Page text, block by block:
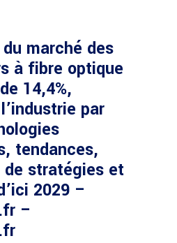
marché des
à fibre optique
14,4%,
par
tendances,
stratégies et
2029 –
–